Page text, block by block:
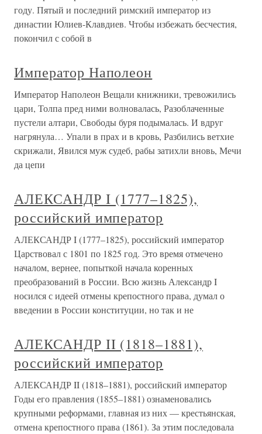
году. Пятый и последний римский император из
династии Юлиев-Клавдиев. Чтобы избежать бесчестия,
покончил с собой в
Император Наполеон
Император Наполеон Вещали книжники, тревожились
цари, Толпа пред ними волновалась, Разоблаченные
пустели алтари, Свободы буря подымалась. И вдруг
нагрянула… Упали в прах и в кровь, Разбились ветхие
скрижали, Явился муж судеб, рабы затихли вновь, Мечи
да цепи
АЛЕКСАНДР I (1777–1825),
российский император
АЛЕКСАНДР I (1777–1825), российский император
Царствовал с 1801 по 1825 год. Это время отмечено
началом, вернее, попыткой начала коренных
преобразований в России. Всю жизнь Александр I
носился с идеей отмены крепостного права, думал о
введении в России конституции, но так и не
АЛЕКСАНДР II (1818–1881),
российский император
АЛЕКСАНДР II (1818–1881), российский император
Годы его правления (1855–1881) ознаменовались
крупными реформами, главная из них — крестьянская,
отмена крепостного права (1861). За этим последовала